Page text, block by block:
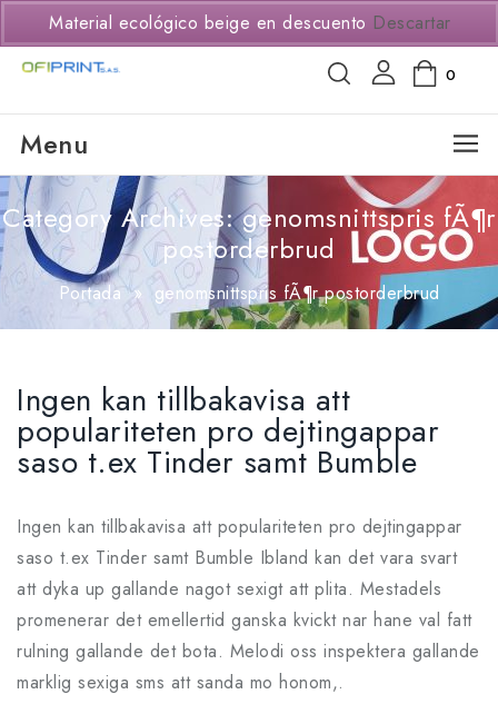
(+57) 3114294650
0
Menu
Category Archives: genomsnittspris fÃ¶r
postorderbrud
Portada » genomsnittspris fÃ¶r postorderbrud
Ingen kan tillbakavisa att
populariteten pro dejtingappar
saso t.ex Tinder samt Bumble
Ingen kan tillbakavisa att populariteten pro dejtingappar
saso t.ex Tinder samt Bumble Ibland kan det vara svart
att dyka up gallande nagot sexigt att plita. Mestadels
promenerar det emellertid ganska kvickt nar hane val fatt
rulning gallande det bota. Melodi oss inspektera gallande
marklig sexiga sms att sanda mo honom,.
Material ecológico beige en descuento Descartar